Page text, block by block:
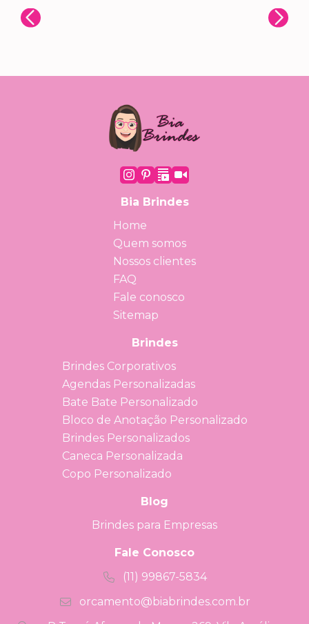
Bia Brindes
Home
Quem somos
Nossos clientes
FAQ
Fale conosco
Sitemap
Brindes
Brindes Corporativos
Agendas Personalizadas
Bate Bate Personalizado
Bloco de Anotação Personalizado
Brindes Personalizados
Caneca Personalizada
Copo Personalizado
Blog
Brindes para Empresas
Fale Conosco
(11) 99867-5834
orcamento@biabrindes.com.br